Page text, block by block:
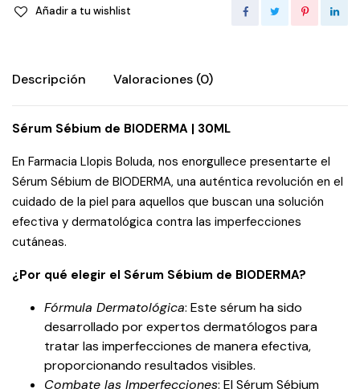
Añadir a tu wishlist
Descripción Valoraciones (0)
Sérum Sébium de BIODERMA | 30ML
En Farmacia Llopis Boluda, nos enorgullece presentarte el
Sérum Sébium de BIODERMA, una auténtica revolución en el
cuidado de la piel para aquellos que buscan una solución
efectiva y dermatológica contra las imperfecciones
cutáneas.
¿Por qué elegir el Sérum Sébium de BIODERMA?
Fórmula Dermatológica: Este sérum ha sido
desarrollado por expertos dermatólogos para
tratar las imperfecciones de manera efectiva,
proporcionando resultados visibles.
Combate las Imperfecciones: El Sérum Sébium